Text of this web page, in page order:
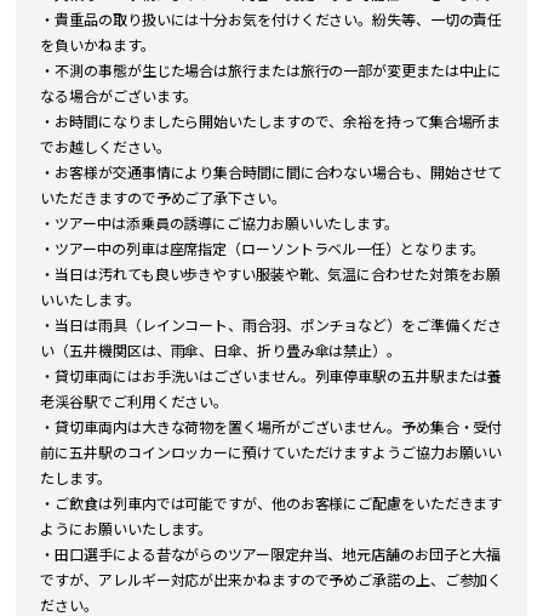
・貴重品の取り扱いには十分お気を付けください。紛失等、一切の責任
を負いかねます。
・不測の事態が生じた場合は旅行または旅行の一部が変更または中止に
なる場合がございます。
・お時間になりましたら開始いたしますので、余裕を持って集合場所ま
でお越しください。
・お客様が交通事情により集合時間に間に合わない場合も、開始させて
いただきますので予めご了承下さい。
・ツアー中は添乗員の誘導にご協力お願いいたします。
・ツアー中の列車は座席指定（ローソントラベル一任）となります。
・当日は汚れても良い歩きやすい服装や靴、気温に合わせた対策をお願
いいたします。
・当日は雨具（レインコート、雨合羽、ポンチョなど）をご準備くださ
い（五井機関区は、雨傘、日傘、折り畳み傘は禁止）。
・貸切車両にはお手洗いはございません。列車停車駅の五井駅または養
老渓谷駅でご利用ください。
・貸切車両内は大きな荷物を置く場所がございません。予め集合・受付
前に五井駅のコインロッカーに預けていただけますようご協力お願いい
たします。
・ご飲食は列車内では可能ですが、他のお客様にご配慮をいただきます
ようにお願いいたします。
・田口選手による昔ながらのツアー限定弁当、地元店舗のお団子と大福
ですが、アレルギー対応が出来かねますので予めご承諾の上、ご参加く
ださい。